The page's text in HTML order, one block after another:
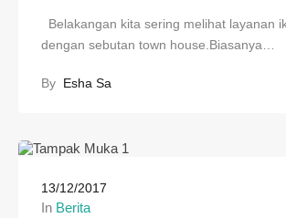
Belakangan kita sering melihat layanan
dengan sebutan town house.Biasanya…
By Esha Sa
13/12/2017
In Berita